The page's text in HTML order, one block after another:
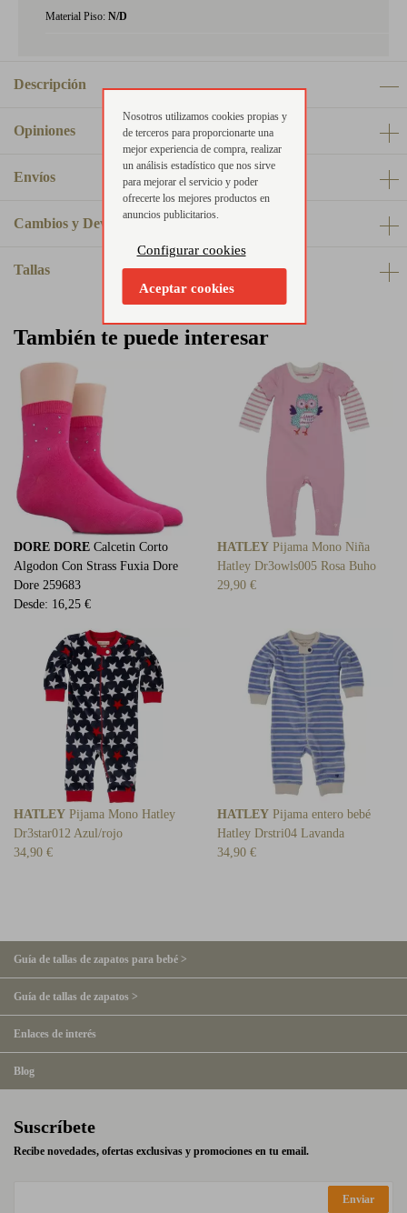
Material Piso: N/D
Descripción
Opiniones
Envíos
Cambios y Devoluciones
Tallas
También te puede interesar
DORE DORE Calcetin Corto
Algodon Con Strass Fuxia Dore
Dore 259683
Desde: 16,25 €
HATLEY Pijama Mono Niña
Hatley Dr3owls005 Rosa Buho
29,90 €
HATLEY Pijama Mono Hatley
Dr3star012 Azul/rojo
34,90 €
HATLEY Pijama entero bebé
Hatley Drstri04 Lavanda
34,90 €
Guía de tallas de zapatos para bebé >
Guía de tallas de zapatos >
Enlaces de interés
Blog
Suscríbete
Recibe novedades, ofertas exclusivas y promociones en tu email.
Enviar
Nosotros utilizamos cookies propias y
de terceros para proporcionarte una
mejor experiencia de compra, realizar
un análisis estadístico que nos sirve
para mejorar el servicio y poder
ofrecerte los mejores productos en
anuncios publicitarios.
Configurar cookies
Aceptar cookies